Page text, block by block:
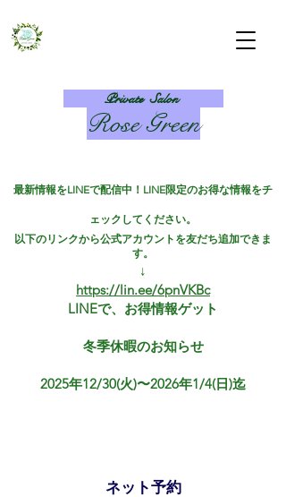
Private Salon
Rose Green​
ネット予約
最新情報をLINEで配信中！LINE限定のお得な情報をチ
ェックしてください。
以下のリンクから公式アカウントを友だち追加できま
す。
↓
https://lin.ee/6pnVKBc
​LINEで、お得情報ゲット
冬季休暇のお知らせ
2025年12/30(火)〜2026年1/4(日)迄